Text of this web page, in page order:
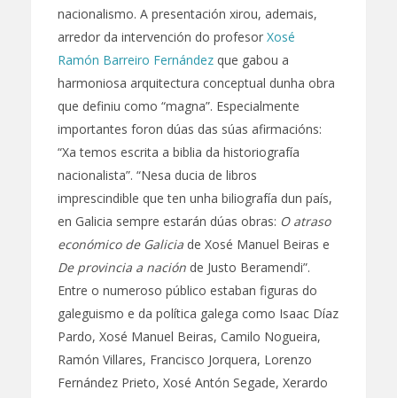
nacionalismo. A presentación xirou, ademais,
arredor da intervención do profesor Xosé
Ramón Barreiro Fernándezque gabou a
harmoniosa arquitectura conceptual dunha obra
que definiu como “magna”. Especialmente
importantes foron dúas das súas afirmacións:
“Xa temos escrita a biblia da historiografía
nacionalista”. “Nesa ducia de libros
imprescindible que ten unha biliografía dun país,
en Galicia sempre estarán dúas obras: O atraso
económico de Galiciade Xosé Manuel Beiras e
De provincia a nación de Justo Beramendi”.
Entre o numeroso público estaban figuras do
galeguismo e da política galega como Isaac Díaz
Pardo, Xosé Manuel Beiras, Camilo Nogueira,
Ramón Villares, Francisco Jorquera, Lorenzo
Fernández Prieto, Xosé Antón Segade, Xerardo